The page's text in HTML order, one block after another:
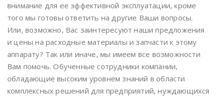
внимание для ее эффективной эксплуатации, кроме
того мы готовы ответить на другие Ваши вопросы.
Или, возможно, Вас заинтересуют наши предложения
и цены на расходные материалы и запчасти к этому
аппарату? Так или иначе, мы имеем все возможности
Вам помочь. Обученные сотрудники компании,
обладающие высоким уровнем знаний в области
комплексных решений для предприятий, нуждающихся